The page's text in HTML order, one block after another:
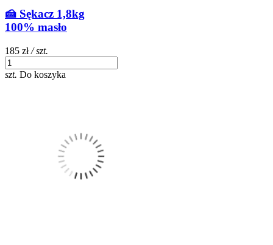
🍰 Sękacz 1,8kg
100% masło
185 zł / szt.
szt. Do koszyka